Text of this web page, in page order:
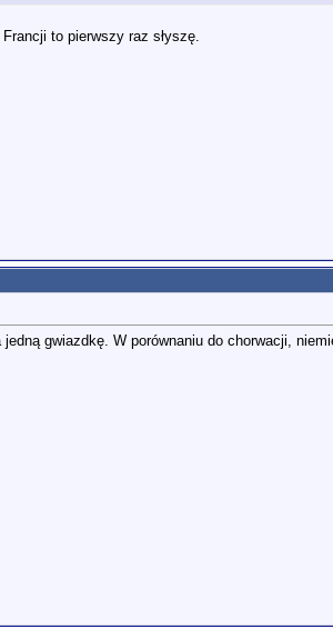
to pierwszy raz słyszę.
gwiazdkę. W porównaniu do chorwacji,